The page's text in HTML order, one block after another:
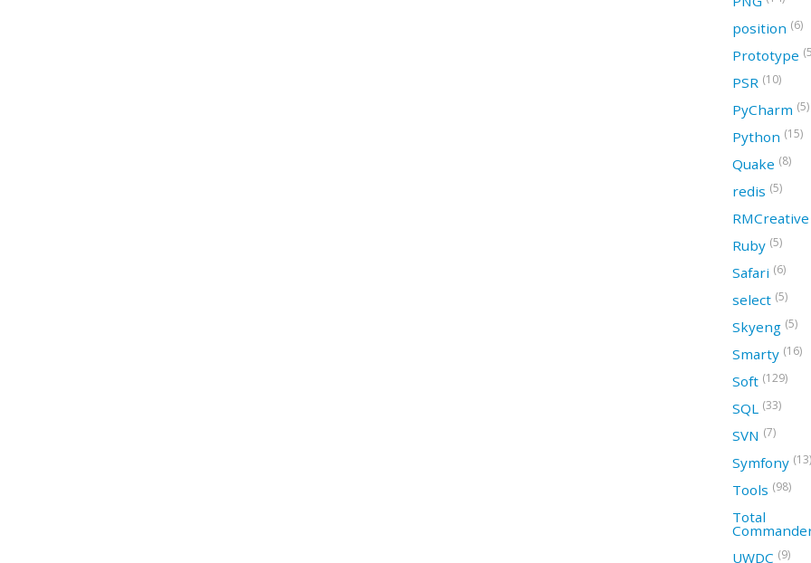
position (6)
Prototype
PSR (10)
PyCharm (5)
Python (15)
Quake (8)
redis (5)
RMCreative
Ruby (5)
Safari (6)
select (5)
Skyeng (5)
Smarty (16)
Soft (129)
SQL (33)
SVN (7)
Symfony (13)
Tools (98)
Total
UWDC (9)